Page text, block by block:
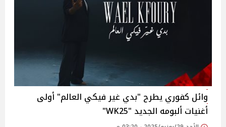
وائل كفوري يطرح "بدي غير فيكي العالم" أولى
أغنيات ألبومه الجديد WK25"‎"